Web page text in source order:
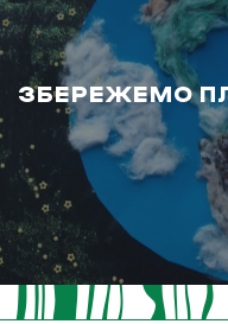
ЗБЕРЕЖЕМО